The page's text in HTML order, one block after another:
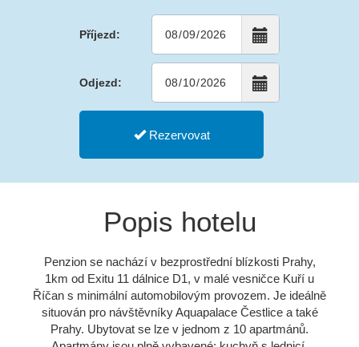
Příjezd:
Odjezd:
Rezervovat
Popis hotelu
Penzion se nachází v bezprostřední blízkosti Prahy,
1km od Exitu 11 dálnice D1, v malé vesničce Kuří u
Říčan s minimální automobilovým provozem. Je ideálně
situován pro návštěvníky Aquapalace Čestlice a také
Prahy. Ubytovat se lze v jednom z 10 apartmánů.